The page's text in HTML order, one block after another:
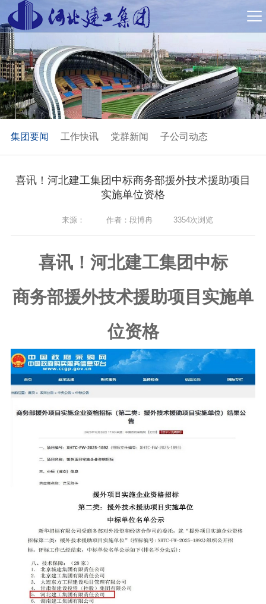
集团要闻 工作快讯 党群新闻 子公司动态
喜讯！河北建工集团中标商务部援外技术援助项目
实施单位资格
来源： 作者：段博冉 3354次浏览
喜讯！河北建工集团中标
商务部援外技术援助项目 实施单
位资格